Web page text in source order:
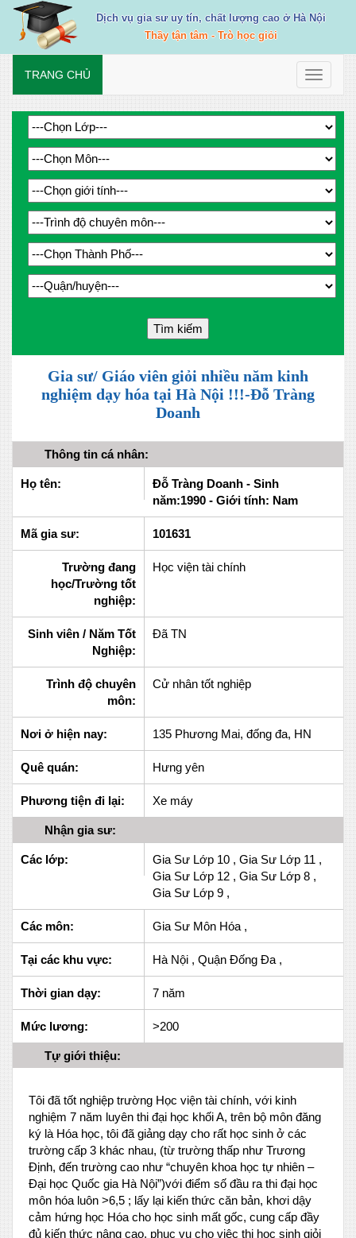
Dịch vụ gia sư uy tín, chất lượng cao ở Hà Nội
Thầy tận tâm - Trò học giỏi
Toggle
TRANG CHỦ
Gia sư/ Giáo viên giỏi nhiều năm kinh
nghiệm dạy hóa tại Hà Nội !!!-Đỗ Tràng
Doanh
Thông tin cá nhân:
Họ tên:
Đỗ Tràng Doanh - Sinh
năm:1990 - Giới tính: Nam
Mã gia sư: 101631
Trường đang
học/Trường tốt
nghiệp:
Học viện tài chính
Sinh viên / Năm Tốt
Nghiệp:
Đã TN
Trình độ chuyên
môn:
Cử nhân tốt nghiệp
Nơi ở hiện nay: 135 Phương Mai, đống đa, HN
Quê quán: Hưng yên
Phương tiện đi lại: Xe máy
Nhận gia sư:
Các lớp:
Gia Sư Lớp 10 , Gia Sư Lớp 11 ,
Gia Sư Lớp 12 , Gia Sư Lớp 8 ,
Gia Sư Lớp 9 ,
Các môn: Gia Sư Môn Hóa ,
Tại các khu vực: Hà Nội , Quận Đống Đa ,
Thời gian dạy: 7 năm
Mức lương: >200
Tự giới thiệu:
Tôi đã tốt nghiệp trường Học viện tài chính, với kinh
nghiệm 7 năm luyên thi đại học khối A, trên bộ môn đăng
ký là Hóa học, tôi đã giảng dạy cho rất học sinh ở các
trường cấp 3 khác nhau, (từ trường thấp như Trương
Định, đến trường cao như “chuyên khoa học tự nhiên –
Đại học Quốc gia Hà Nội”)với điểm số đầu ra thi đại học
môn hóa luôn >6,5 ; lấy lại kiến thức căn bản, khơi dậy
cảm hứng học Hóa cho học sinh mất gốc, cung cấp đầy
đủ kiến thức nâng cao, phục vụ cho việc thi học sinh giỏi